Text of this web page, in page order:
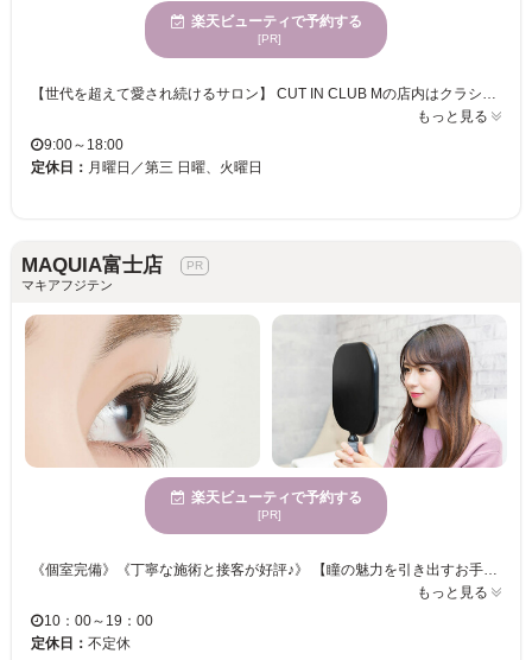
楽天ビューティで予約する
[PR]
もっと見る
9:00～18:00
定休日： 月曜日／第三 日曜、火曜日
MAQUIA富士店
マキアフジテン
楽天ビューティで予約する
[PR]
《個室完備》《丁寧な施術と接客が好評♪》 【瞳の魅力を引き出すお手伝い☆アイリストのセンスが詰まった理想的なアイデザインに仕上げます♪】 お好みの本数をお選びください☆彡華やかなフサフサまつげでパッチリ目元が叶います♪♪ オフィスでも馴染むナチュラルな仕上がりで、オトナ女子を演出◎ 忙しい日々を忘れてゆったり” MAQUIA”でまったりまつエク体験をしませんか？
もっと見る
10：00～19：00
定休日： 不定休